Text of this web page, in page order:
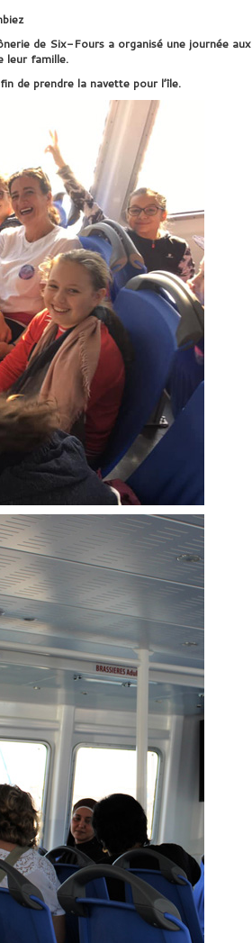
de Six-Fours a organisé une journée aux
leur famille.
de prendre la navette pour l’île.